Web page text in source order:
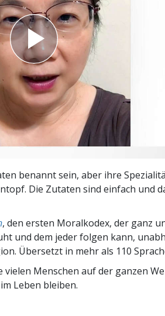
benannt sein, aber ihre
Die Zutaten sind einfach und
, den ersten Moralkodex, der ganz
und dem jeder folgen kann,
Übersetzt in mehr als 110
vielen Menschen auf der ganzen
Leben bleiben.